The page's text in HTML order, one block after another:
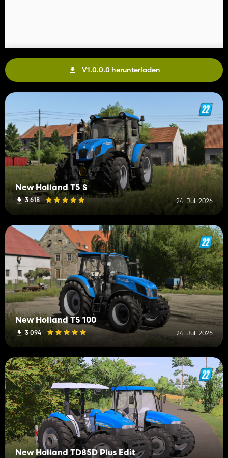
V1.0.0.0 herunterladen
New Holland T5 S
3 618 24. Juli 2026
New Holland T5 100
3 094 24. Juli 2026
New Holland TD85D Plus Edit